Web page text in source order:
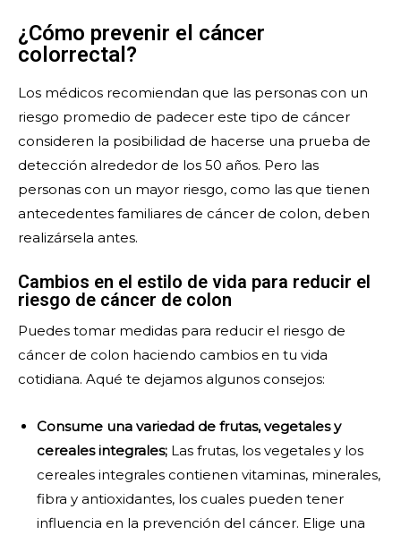
¿Cómo prevenir el cáncer
colorrectal?
Los médicos recomiendan que las personas con un
riesgo promedio de padecer este tipo de cáncer
consideren la posibilidad de hacerse una prueba de
detección alrededor de los 50 años. Pero las
personas con un mayor riesgo, como las que tienen
antecedentes familiares de cáncer de colon, deben
realizársela antes.
Cambios en el estilo de vida para reducir el
riesgo de cáncer de colon
Puedes tomar medidas para reducir el riesgo de
cáncer de colon haciendo cambios en tu vida
cotidiana. Aqué te dejamos algunos consejos:
Consume una variedad de frutas, vegetales y
cereales integrales; Las frutas, los vegetales y los
cereales integrales contienen vitaminas, minerales,
fibra y antioxidantes, los cuales pueden tener
influencia en la prevención del cáncer. Elige una